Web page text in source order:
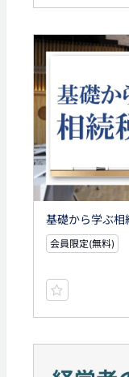
基礎から学ぶ相
会員限定(無料)